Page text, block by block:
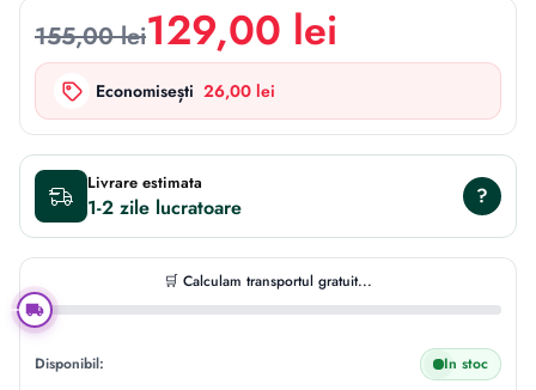
155,00 lei129,00 lei
Economisești 26,00 lei
Livrare estimata
1-2 zile ?
🛒 Calculam transportul gratuit...
Disponibil: In stoc